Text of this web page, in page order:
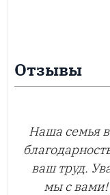
Отзывы
Молодцы,